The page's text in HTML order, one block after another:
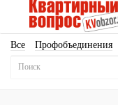
Все Профобъединения
Новостройки